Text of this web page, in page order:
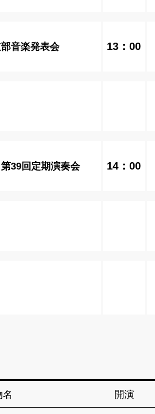
音楽発表会 13：00
39回定期演奏会 14：00
開演